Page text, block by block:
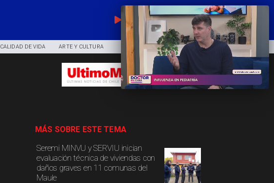
EN VIVO
CALIDAD DE VIDA ARTE Y CULTURA COMUNIDAD DEPORTES
Seremi MINVU y SERVIU inician
evaluación técnica de viviendas con
daños graves en 11 comunas del
Maule
MÁS SOBRE ESTE TEMA